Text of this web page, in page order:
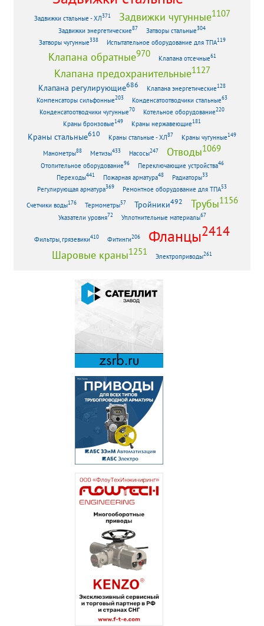
Задвижки стальные - ХЛ371 Задвижки чугунные1107
Задвижки энергетические87 Затворы стальные304
Затворы чугунные338 Испытательное оборудование для ТПА119
Клапана обратные970 Клапана отсечные61
Клапана предохранительные1127
Клапана регулирующие686 Клапана энергетические128
Компенсаторы сильфонные203 Конденсатоотводчики стальные63
Конденсатоотводчики чугунные70 Котельное оборудование220
Краны бронзовые149 Краны нержавеющие181
Краны стальные610 Краны стальные - ХЛ87 Краны чугунные149
Манометры88 Метизы433 Насосы247 Отводы1069
Отопительное оборудование96 Переключающие устройства46
Переходы441 Пожарная арматура48 Радиаторы33
Регулирующая арматура369 Ремонтное оборудование для ТПА53
Счетчики воды176 Термометры57 Тройники492 Трубы1156
Указатели уровня72 Уплотнительные материалы67
Фильтры, грязевики410 Фитинги206 Фланцы2414
Шаровые краны1251 Электроприводы261